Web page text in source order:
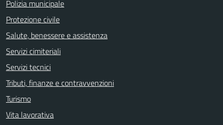
Polizia municipale
Protezione civile
Salute, benessere e assistenza
Servizi cimiteriali
Servizi tecnici
Tributi, finanze e contravvenzioni
Turismo
Vita lavorativa